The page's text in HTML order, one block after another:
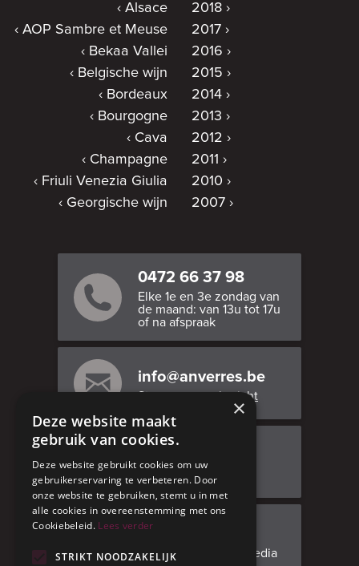
Alsace
AOP Sambre et Meuse
Bekaa Vallei
Belgische wijn
Bordeaux
Bourgogne
Cava
Champagne
Friuli Venezia Giulia
Georgische wijn
2018
2017
2016
2015
2014
2013
2012
2011
2010
2007
0472 66 37 98
Elke 1e en 3e zondag van
de maand: van 13u tot 17u
of na afspraak
info@anverres.be
Stuur ons een bericht
Adresgegevens
Facebook
Volg ons op social media
×
Deze website maakt
gebruik van cookies.
Deze website gebruikt cookies om uw
gebruikerservaring te verbeteren. Door
onze website te gebruiken, stemt u in met
alle cookies in overeenstemming met ons
Cookiebeleid. Lees verder
STRIKT NOODZAKELIJK